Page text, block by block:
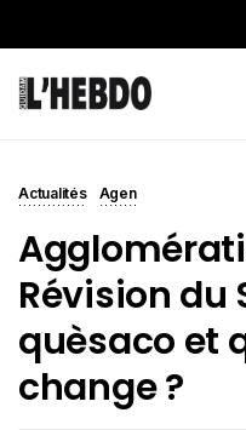
Actualités Agen
Révision du
quèsaco et
change ?